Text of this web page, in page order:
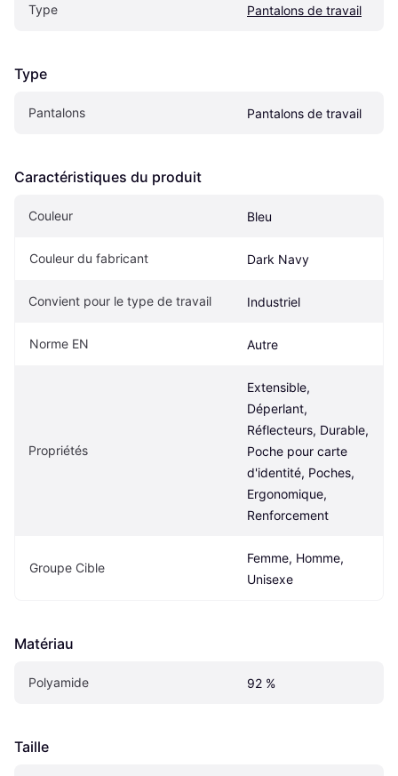
Type Pantalons de travail
Type
Pantalons Pantalons de travail
Caractéristiques du produit
Couleur Bleu
Couleur du fabricant Dark Navy
Convient pour le type de travail Industriel
Norme EN Autre
Propriétés
Extensible,
Déperlant,
Réflecteurs, Durable,
Poche pour carte
d'identité, Poches,
Ergonomique,
Renforcement
Groupe Cible
Femme, Homme,
Unisexe
Matériau
Polyamide 92 %
Taille